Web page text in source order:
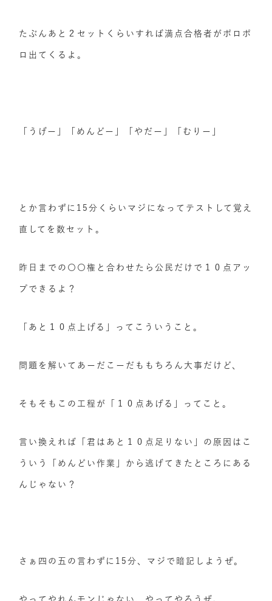
たぶんあと２セットくらいすれば満点合格者がポロポ
ロ出てくるよ。
「うげー」「めんどー」「やだー」「むりー」
とか言わずに15分くらいマジになってテストして覚え
直してを数セット。
昨日までの〇〇権と合わせたら公民だけで１０点アッ
プできるよ？
「あと１０点上げる」ってこういうこと。
問題を解いてあーだこーだももちろん大事だけど、
そもそもこの工程が「１０点あげる」ってこと。
言い換えれば「君はあと１０点足りない」の原因はこ
ういう「めんどい作業」から逃げてきたところにある
んじゃない？
さぁ四の五の言わずに15分、マジで暗記しようぜ。
やってやれんモンじゃない、やってやろうぜ。